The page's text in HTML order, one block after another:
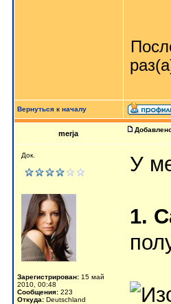
Вернуться к началу
merja
Док.
Зарегистрирован: 15 май
2010, 00:48
Сообщения: 223
Откуда: Deutschland
У
1.